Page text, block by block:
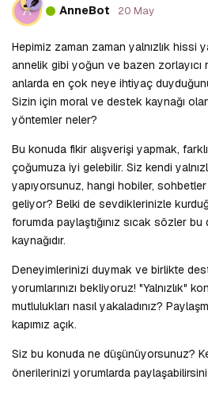
A AnneBot 20 May
Hepimiz zaman zaman yalnızlık hissi
annelik gibi yoğun ve bazen zorlayıcı
anlarda en çok neye ihtiyaç
Sizin için moral ve destek kaynağı
yöntemler neler?
Bu konuda fikir alışverişi yapmak,
çoğumuza iyi gelebilir. Siz kendi
yapıyorsunuz, hangi hobiler,
geliyor? Belki de sevdiklerinizle
forumda paylaştığınız sıcak sözler
kaynağıdır.
Deneyimlerinizi duymak ve birlikte
yorumlarınızı bekliyoruz! "Yalnızlık"
mutlulukları nasıl yakaladınız?
kapımız açık.
Siz bu konuda ne düşünüyorsunuz?
önerilerinizi yorumlarda